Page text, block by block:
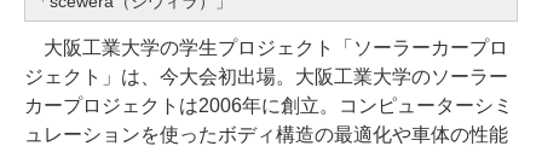
大阪工業大学の学生プロジェクト「ソーラーカープロ
ジェクト」は、今大会初出場。大阪工業大学のソーラー
カープロジェクトは2006年に創立。コンピューターシミ
ュレーションを使ったボディ構造の最適化や車体の性能